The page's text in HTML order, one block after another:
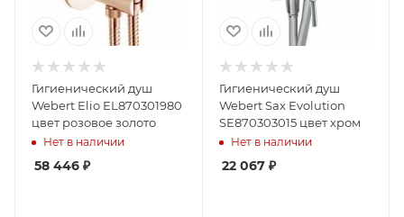
Гигиенический душ
Webert Elio EL870301980
цвет розовое золото
Нет в наличии
58 446 ₽
Гигиенический душ
Webert Sax Evolution
SE870303015 цвет хром
Нет в наличии
22 067₽